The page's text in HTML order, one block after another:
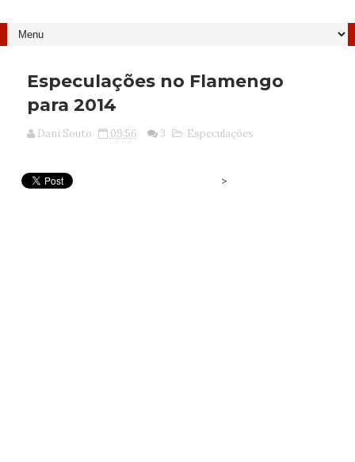
Especulações no Flamengo
para 2014
Dani Souto 09:56 3 Especulações
>